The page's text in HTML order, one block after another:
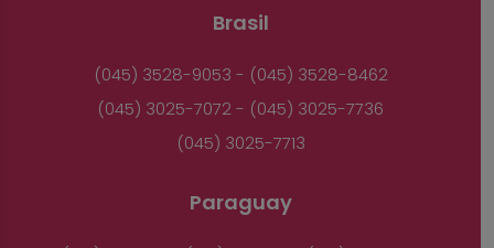
Brasil
(045) 3528-9053 - (045) 3528-8462
(045) 3025-7072 - (045) 3025-7736
(045) 3025-7713
Paraguay